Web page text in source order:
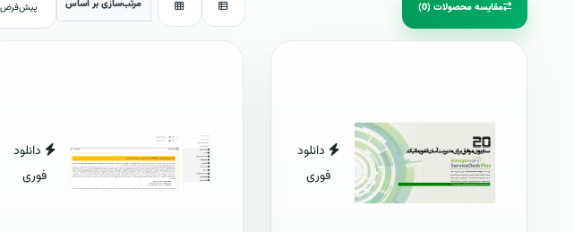
مقایسه محصولات (0) مرتب‌سازی بر اساس
دانلود
فوری
دانلود
فوری